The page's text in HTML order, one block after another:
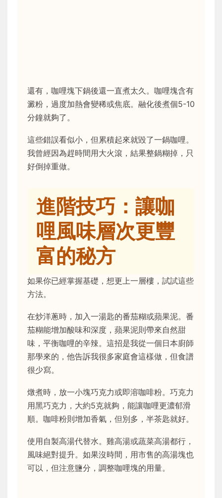
還有，咖哩塊下鍋後還一直煮太久。咖哩塊含有
澱粉，過度加熱會變稀或焦底。融化後煮個5-10
分鐘就夠了。
這些錯誤看似小，但累積起來就毀了一鍋咖哩。
我曾經因為趕時間用大火滾，結果整鍋糊掉，只
好倒掉重做。
進階技巧：讓咖
哩風味層次更豐
富的秘方
如果你已經掌握基礎，想更上一層樓，試試這些
方法。
在炒洋蔥時，加入一湯匙的番茄糊或蘋果泥。番
茄糊能增加酸味和深度，蘋果泥則帶來自然甜
味，平衡咖哩的辛辣。這招是我從一個日本廚師
那學來的，他告訴我很多家庭會這樣做，但食譜
很少寫。
燉煮時，放一小塊巧克力或即溶咖啡粉。巧克力
用黑巧克力，大約5克就夠，能讓咖哩更濃郁滑
順。咖啡粉則增加香氣，但別多，半茶匙就好。
使用自製高湯代替水。雞高湯或蔬菜高湯都行，
風味絕對提升。如果沒時間，用市售的高湯塊也
可以，但注意鹽分，調整咖哩塊的用量。